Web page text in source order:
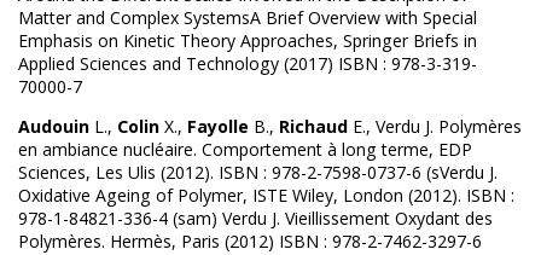
Matter and Complex SystemsA Brief Overview with Special
Emphasis on Kinetic Theory Approaches, Springer Briefs in
Applied Sciences and Technology (2017) ISBN : 978-3-319-
70000-7
Audouin L., Colin X., Fayolle B., Richaud E., Verdu J. Polymères
en ambiance nucléaire. Comportement à long terme, EDP
Sciences, Les Ulis (2012). ISBN : 978-2-7598-0737-6 (sVerdu J.
Oxidative Ageing of Polymer, ISTE Wiley, London (2012). ISBN :
978-1-84821-336-4 (sam) Verdu J. Vieillissement Oxydant des
Polymères. Hermès, Paris (2012) ISBN : 978-2-7462-3297-6